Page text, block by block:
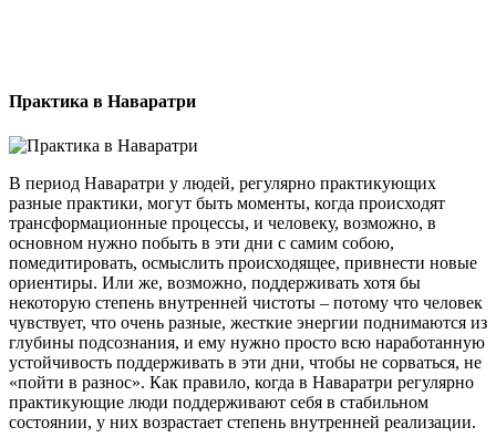
Практика в Наваратри
В период Наваратри у людей, регулярно практикующих
разные практики, могут быть моменты, когда происходят
трансформационные процессы, и человеку, возможно, в
основном нужно побыть в эти дни с самим собою,
помедитировать, осмыслить происходящее, привнести новые
ориентиры. Или же, возможно, поддерживать хотя бы
некоторую степень внутренней чистоты – потому что человек
чувствует, что очень разные, жесткие энергии поднимаются из
глубины подсознания, и ему нужно просто всю наработанную
устойчивость поддерживать в эти дни, чтобы не сорваться, не
«пойти в разнос». Как правило, когда в Наваратри регулярно
практикующие люди поддерживают себя в стабильном
состоянии, у них возрастает степень внутренней реализации.